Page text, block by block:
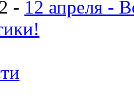
- 12 апреля -